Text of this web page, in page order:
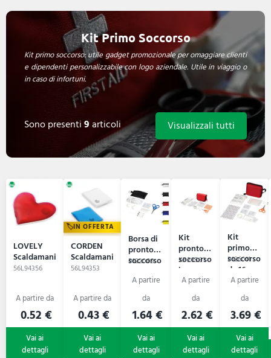
Kit Primo Soccorso
Kit primo soccorso: utile gadget promozionale per omaggiare clienti
e dipendenti personalizzabile con logo aziendale. Utile in viaggio o
in caso di infortuni.
Sono presenti9articoli Visualizzali tutti
LOVELY
Scaldamani
56L94356
0.52 €
IN OFFERTA
CORDEN
Scaldamani
56L94353
0.43 €
Borsa di
pronto
soccorso
Valdemar
P122009
1.64 €
Kit
pronto
soccorso
in
custodia
XP265.31
2.62 €
Kit
primo
soccorso
da 16
pezzi
Healer
P126011
3.69 €